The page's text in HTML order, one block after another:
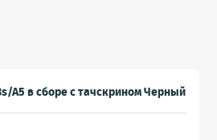
A5 в сборе с тачскрином Черный